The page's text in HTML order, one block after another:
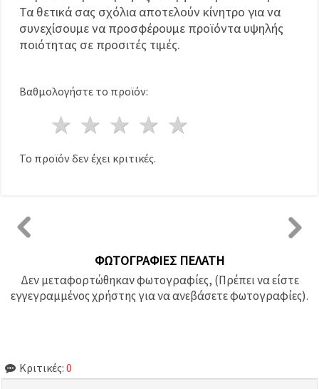
Τα θετικά σας σχόλια αποτελούν κίνητρο για να
συνεχίσουμε να προσφέρουμε προϊόντα υψηλής
ποιότητας σε προσιτές τιμές.
Βαθμολογήστε το προϊόν:
4 Αστέρια
3 Αστέρια
2 Αστέρια
1 Αστέρι
Το προϊόν δεν έχει κριτικές.
ΦΩΤΟΓΡΑΦΊΕΣ ΠΕΛΆΤΗ
Δεν μεταφορτώθηκαν φωτογραφίες, (Πρέπει να είστε
εγγεγραμμένος χρήστης για να ανεβάσετε φωτογραφίες).
Κριτικές: 0